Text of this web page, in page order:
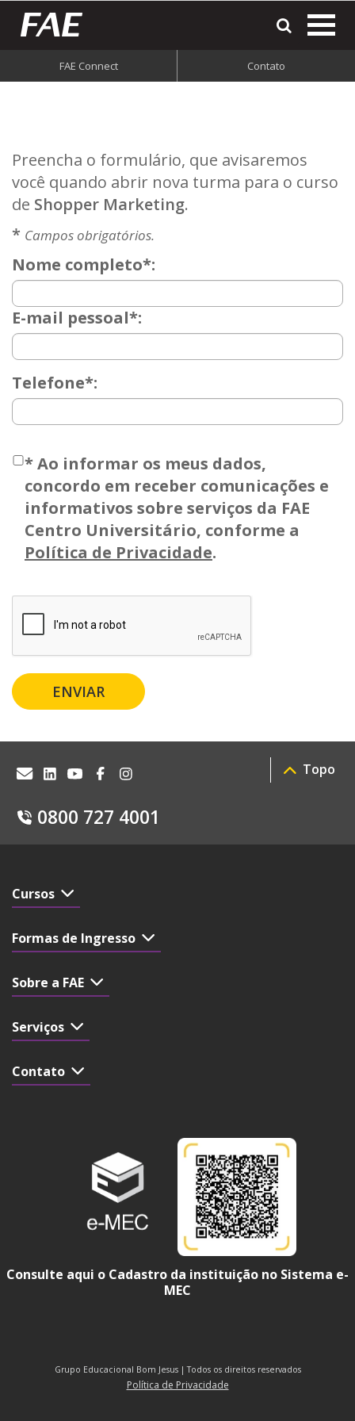
FAE Connect Contato
Preencha o formulário, que avisaremos
você quando abrir nova turma para o curso
de Shopper Marketing.
* Campos obrigatórios.
Nome completo*:
E-mail pessoal*:
Telefone*:
*Ao informar os meus dados,
concordo em receber comunicações e
informativos sobre serviços da FAE
Centro Universitário, conforme a
Política de Privacidade.
ENVIAR
0800 727 4001
Topo
Cursos
Formas de Ingresso
Sobre a FAE
Serviços
Contato
Consulte aqui o Cadastro da instituição no Sistema e-
MEC
Grupo Educacional Bom Jesus | Todos os direitos reservados
Política de Privacidade